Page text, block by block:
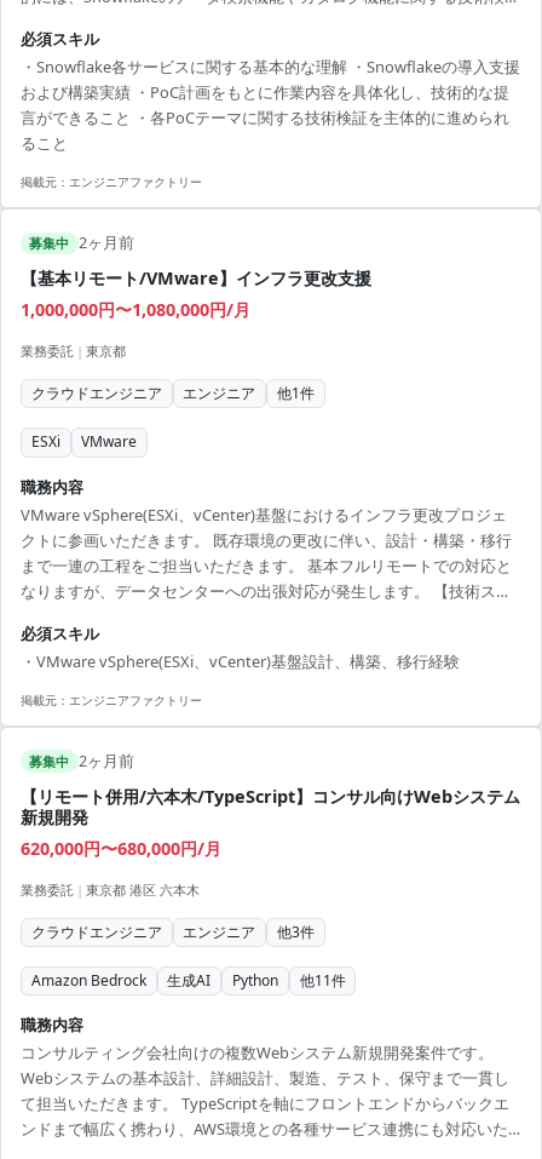
証、 Azure Synapse AnalyticsからSnowflakeへのDWH基盤移行検討な
どを担当いただきます。 また、機能面・非機能面の比較や移行コス
ト、保守性を踏まえた評価を行い、 検証結果の整理および報告資料作
成まで一貫して対応いただきます。 【技...
必須スキル
・Snowflake各サービスに関する基本的な理解 ・Snowflakeの導入支援
および構築実績 ・PoC計画をもとに作業内容を具体化し、技術的な提
言ができること ・各PoCテーマに関する技術検証を主体的に進められ
ること
掲載元： エンジニアファクトリー
募集中 2ヶ月前
【基本リモート/VMware】インフラ更改支援
1,000,000円〜1,080,000円/月
業務委託 | 東京都
クラウドエンジニア エンジニア 他1件
ESXi VMware
職務内容
VMware vSphere(ESXi、vCenter)基盤におけるインフラ更改プロジェ
クトに参画いただきます。 既存環境の更改に伴い、設計・構築・移行
まで一連の工程をご担当いただきます。 基本フルリモートでの対応と
なりますが、データセンターへの出張対応が発生します。 【技術スタ
・設計 ・構築 ・移行 【作業期間】 即日～6/1入場 【その他】 出張ベー
スでDC出張あり（大阪、福岡、千葉） 【作業時間】 9:00-17:30
必須スキル
・VMware vSphere(ESXi、vCenter)基盤設計、構築、移行経験
掲載元： エンジニアファクトリー
募集中 2ヶ月前
【リモート併用/六本木/TypeScript】コンサル向けWebシステム
新規開発
620,000円〜680,000円/月
業務委託 | 東京都 港区 六本木
クラウドエンジニア エンジニア 他3件
Amazon Bedrock 生成AI Python 他11件
職務内容
コンサルティング会社向けの複数Webシステム新規開発案件です。
Webシステムの基本設計、詳細設計、製造、テスト、保守まで一貫し
て担当いただきます。 TypeScriptを軸にフロントエンドからバックエ
ンドまで幅広く携わり、AWS環境との各種サービス連携にも対応いた